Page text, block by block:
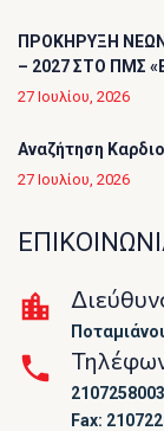
ΠΡΟΚΗΡΥΞΗ
– 2027 ΣΤΟ ΠΜΣ
27 Ιουλίου, 2026
Αναζήτηση
27 Ιουλίου, 2026
Fax: